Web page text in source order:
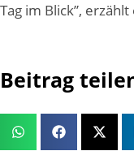
Tag im Blick”,
Beitrag